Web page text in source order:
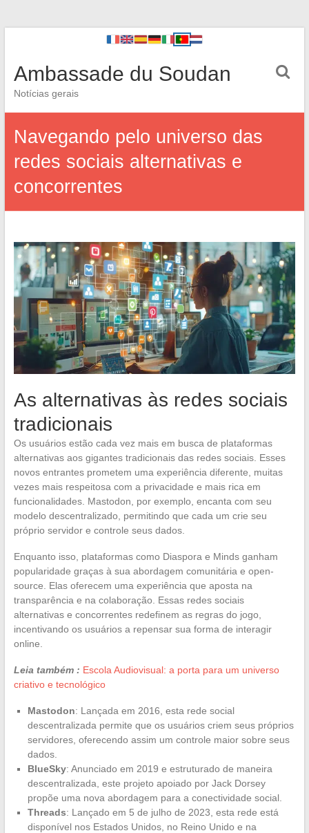
Ambassade du Soudan
Notícias gerais
Navegando pelo universo das
redes sociais alternativas e
concorrentes
As alternativas às redes sociais
tradicionais
Os usuários estão cada vez mais em busca de plataformas
alternativas aos gigantes tradicionais das redes sociais. Esses
novos entrantes prometem uma experiência diferente, muitas
vezes mais respeitosa com a privacidade e mais rica em
funcionalidades. Mastodon, por exemplo, encanta com seu
modelo descentralizado, permitindo que cada um crie seu
próprio servidor e controle seus dados.
Enquanto isso, plataformas como Diaspora e Minds ganham
popularidade graças à sua abordagem comunitária e open-
source. Elas oferecem uma experiência que aposta na
transparência e na colaboração. Essas redes sociais
alternativas e concorrentes redefinem as regras do jogo,
incentivando os usuários a repensar sua forma de interagir
online.
Leia também : Escola Audiovisual: a porta para um universo
criativo e tecnológico
Mastodon: Lançada em 2016, esta rede social
descentralizada permite que os usuários criem seus próprios
servidores, oferecendo assim um controle maior sobre seus
dados.
BlueSky: Anunciado em 2019 e estruturado de maneira
descentralizada, este projeto apoiado por Jack Dorsey
propõe uma nova abordagem para a conectividade social.
Threads: Lançado em 5 de julho de 2023, esta rede está
disponível nos Estados Unidos, no Reino Unido e na